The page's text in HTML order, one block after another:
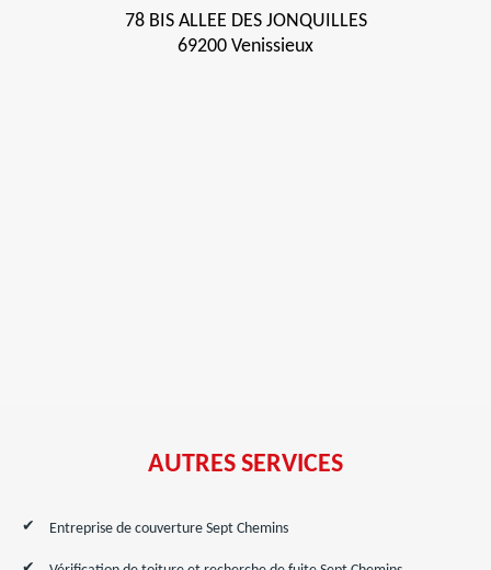
78 BIS ALLEE DES JONQUILLES
69200 Venissieux
AUTRES SERVICES
Entreprise de couverture Sept Chemins